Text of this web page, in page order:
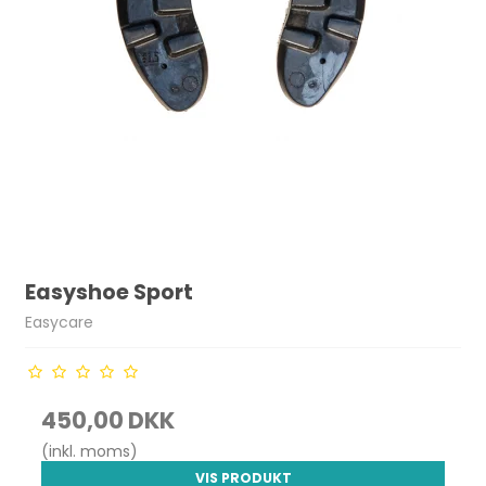
Easyshoe Sport
Easycare
450,00 DKK
(inkl. moms)
VIS PRODUKT